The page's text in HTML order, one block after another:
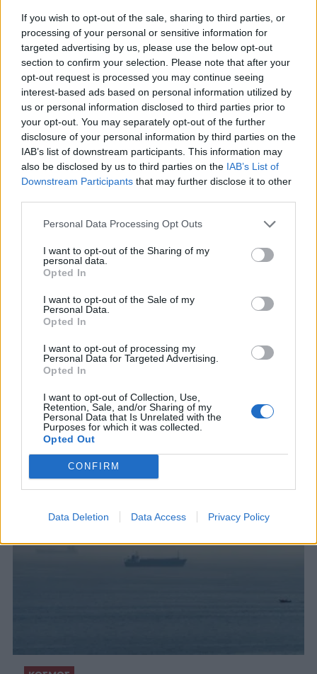
If you wish to opt-out of the sale, sharing to third parties, or
processing of your personal or sensitive information for
targeted advertising by us, please use the below opt-out
section to confirm your selection. Please note that after your
opt-out request is processed you may continue seeing
interest-based ads based on personal information utilized by
us or personal information disclosed to third parties prior to
your opt-out. You may separately opt-out of the further
disclosure of your personal information by third parties on the
IAB’s list of downstream participants. This information may
also be disclosed by us to third parties on the IAB’s List of
Downstream Participants that may further disclose it to other
Personal Data Processing Opt Outs
I want to opt-out of the Sharing of my
personal data.
Opted In
I want to opt-out of the Sale of my
Personal Data.
Opted In
I want to opt-out of processing my
Personal Data for Targeted Advertising.
Opted In
I want to opt-out of Collection, Use,
Retention, Sale, and/or Sharing of my
Personal Data that Is Unrelated with the
Purposes for which it was collected.
Opted Out
CONFIRM
Data Deletion Data Access Privacy Policy
Patriot στη Σαουδική
Αραβία: Κάθε μήνα
επαναξιολογείται η
ελληνική παρουσία –
Μήνυμα της Αθήνας στο
Ριάντ
Αιγαίο: Πέντε
και επτά
τρία τουρκικά
επανδρωμένα
ΔΙΑΦΗΜΙΣΗ
ΣΧΕΤΙΚΑ ΑΡΘΡΑ